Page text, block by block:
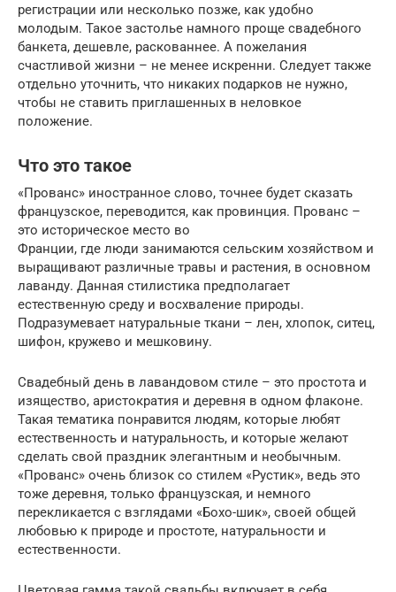
регистрации или несколько позже, как удобно
молодым. Такое застолье намного проще свадебного
банкета, дешевле, раскованнее. А пожелания
счастливой жизни – не менее искренни. Следует также
отдельно уточнить, что никаких подарков не нужно,
чтобы не ставить приглашенных в неловкое
положение.
Что это такое
«Прованс» иностранное слово, точнее будет сказать
французское, переводится, как провинция. Прованс –
это историческое место во
Франции, где люди занимаются сельским хозяйством и
выращивают различные травы и растения, в основном
лаванду. Данная стилистика предполагает
естественную среду и восхваление природы.
Подразумевает натуральные ткани – лен, хлопок, ситец,
шифон, кружево и мешковину.
Свадебный день в лавандовом стиле – это простота и
изящество, аристократия и деревня в одном флаконе.
Такая тематика понравится людям, которые любят
естественность и натуральность, и которые желают
сделать свой праздник элегантным и необычным.
«Прованс» очень близок со стилем «Рустик», ведь это
тоже деревня, только французская, и немного
перекликается с взглядами «Бохо-шик», своей общей
любовью к природе и простоте, натуральности и
естественности.